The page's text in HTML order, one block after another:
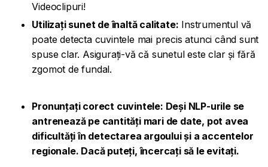
Videoclipuri!
Utilizați sunet de înaltă calitate: Instrumentul vă
poate detecta cuvintele mai precis atunci când sunt
spuse clar. Asigurați-vă că sunetul este clar și fără
zgomot de fundal.
Pronunțați corect cuvintele: Deși NLP-urile se
antrenează pe cantități mari de date, pot avea
dificultăți în detectarea argoului și a accentelor
regionale. Dacă puteți, încercați să le evitați.